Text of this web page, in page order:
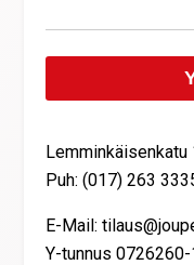
Lemminkäisenkatu
Puh: (017) 263
E-Mail:
Y-tunnus 0726260-